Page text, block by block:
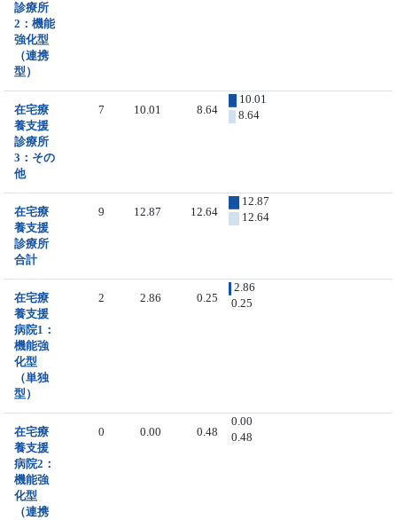
診療所
2：機能
強化型
（連携
型）
在宅療
養支援
診療所
3：その
他
7 10.01 8.64
10.01
8.64
在宅療
養支援
診療所
合計
9 12.87 12.64
12.87
12.64
在宅療
養支援
病院1：
機能強
化型
（単独
型）
2 2.86 0.25
2.86
0.25
在宅療
養支援
病院2：
機能強
化型
（連携
0 0.00 0.48
0.00
0.48